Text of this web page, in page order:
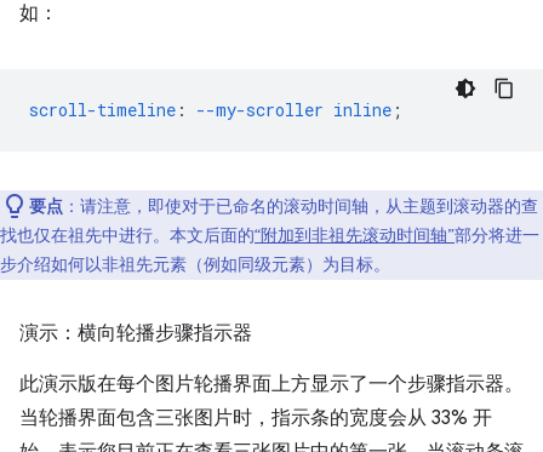
如：
scroll-timeline : --my-scroller inline ;
要点 ：请注意，即使对于已命名的滚动时间轴，从主题到滚动器的查
找也仅在祖先中进行。本文后面的“附加到非祖先滚动时间轴”部分将进一
步介绍如何以非祖先元素（例如同级元素）为目标。
演示：横向轮播步骤指示器
此演示版在每个图片轮播界面上方显示了一个步骤指示器。
当轮播界面包含三张图片时，指示条的宽度会从 33% 开